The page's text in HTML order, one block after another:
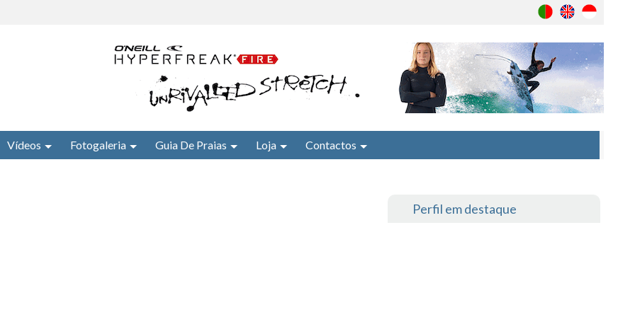
Vídeos Fotogaleria Guia De Praias Loja Contactos
Perfil em destaque